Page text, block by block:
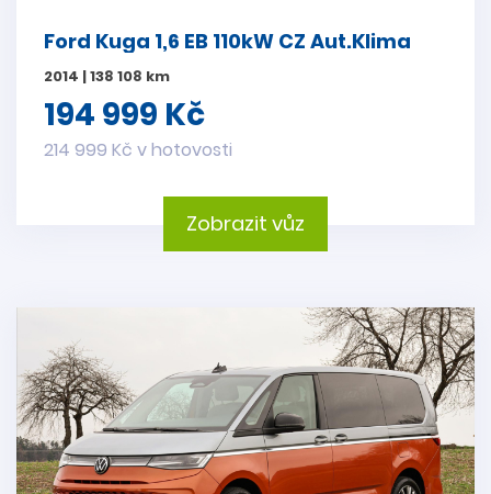
Ford Kuga 1,6 EB 110kW CZ Aut.Klima
2014 | 138 108 km
194 999 Kč
214 999 Kč v hotovosti
Zobrazit vůz